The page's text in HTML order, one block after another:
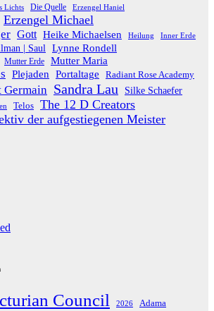
Lichts Die Quelle Erzengel Haniel
Erzengel Michael
Gott Heike Michaelsen Heilung Inner Erde
| Saul Lynne Rondell
Mutter Erde Mutter Maria
Plejaden Portaltage Radiant Rose Academy
Germain Sandra Lau Silke Schaefer
Telos The 12 D Creators
der aufgestiegenen Meister
Council 2026 Adama